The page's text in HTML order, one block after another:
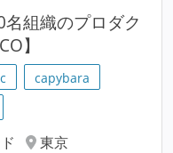
組織のプロダク
】
capybara
東京